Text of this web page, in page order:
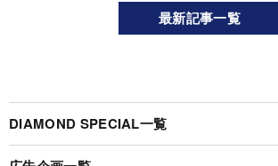
最新記事一覧
DIAMOND SPECIAL一覧